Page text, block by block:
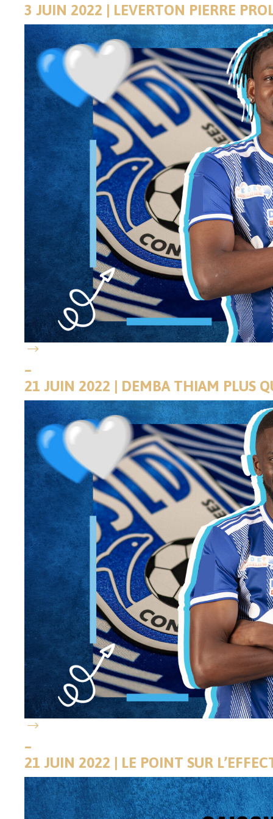
3 JUIN 2022 | LEVERTON PIERRE
–
21 JUIN 2022 | DEMBA THIAM PLUS
–
21 JUIN 2022 | LE POINT SUR